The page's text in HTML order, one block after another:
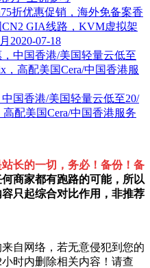
折优惠促销，海外免备案香
GIA线路，KVM虚拟架
2020-07-18
国香港/美国轻量云低至20/
配美国Cera/中国香港服务
长的一切，务必！备份！备
商家都有跑路的可能，所以
只起综合对比作用，非推荐
自网络，若无意侵犯到您的
时内删除相关内容！请查